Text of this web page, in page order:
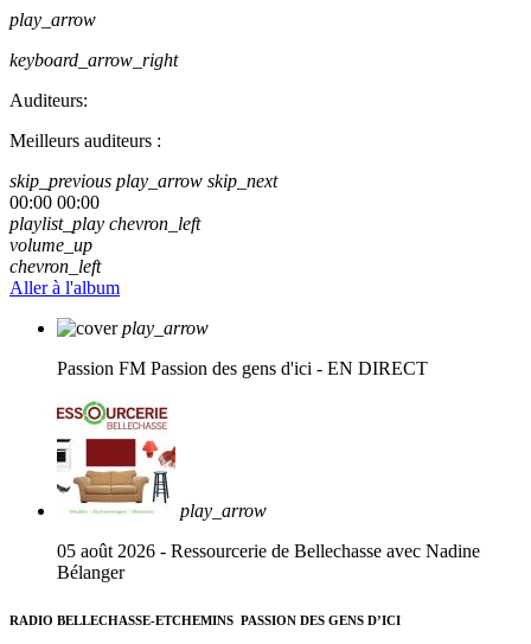
play_arrow
keyboard_arrow_right
Auditeurs:
Meilleurs auditeurs :
skip_previous play_arrow skip_next
00:00 00:00
playlist_play chevron_left
volume_up
chevron_left
Aller à l'album
play_arrow
Passion FM Passion des gens d'ici - EN DIRECT
play_arrow
05 août 2026 - Ressourcerie de Bellechasse avec Nadine
Bélanger
RADIO BELLECHASSE-ETCHEMINS PASSION DES GENS D’ICI